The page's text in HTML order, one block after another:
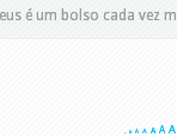
é um bolso cada vez
A A A A A A A